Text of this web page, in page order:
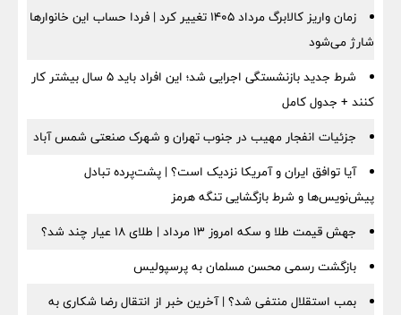
زمان واریز کالابرگ مرداد ۱۴۰۵ تغییر کرد | فردا حساب این خانوارها
شارژ می‌شود
شرط جدید بازنشستگی اجرایی شد؛ این افراد باید ۵ سال بیشتر کار
کنند + جدول کامل
جزئیات انفجار مهیب در جنوب تهران و شهرک صنعتی شمس آباد
آیا توافق ایران و آمریکا نزدیک است؟ | پشت‌پرده تبادل
پیش‌نویس‌ها و شرط بازگشایی تنگه هرمز
جهش قیمت طلا و سکه امروز ۱۳ مرداد | طلای ۱۸ عیار چند شد؟
بازگشت رسمی محسن مسلمان به پرسپولیس
بمب استقلال منتفی شد؟ | آخرین خبر از انتقال رضا شکاری به